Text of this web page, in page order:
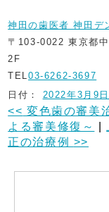
神田の歯医者 神田デ
〒103-0022 東京都
2F
TEL03-6262-3697
日付： 2022年3月9日
<< 変色歯の審美
よる審美修復～
正の治療例 >>